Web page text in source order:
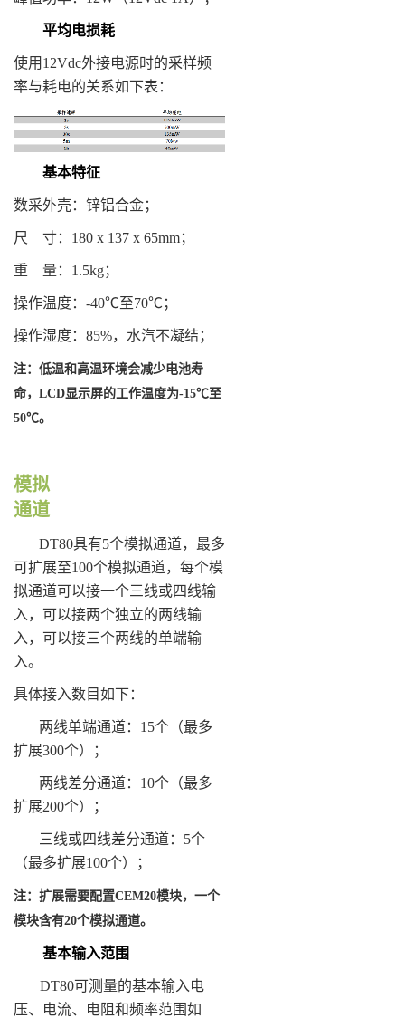
平均电损耗
使用12Vdc外接电源时的采样频
率与耗电的关系如下表：
基本特征
数采外壳：锌铝合金；
尺 寸： 180 x 137 x 65mm；
重 量： 1.5kg；
操作温度： -40℃至70℃；
操作湿度： 85%，水汽不凝结；
注：低温和高温环境会减少电池寿
命， LCD显示屏的工作温度为-15℃至
50℃。
模拟
通道
DT80具有5个模拟通道，最多
可扩展至100个模拟通道，每个模
拟通道可以接一个三线或四线输
入，可以接两个独立的两线输
入，可以接三个两线的单端输
入。
具体接入数目如下：
两线单端通道：15个（最多
扩展300个）；
两线差分通道：10个（最多
扩展200个）；
三线或四线差分通道：5个
（最多扩展100个）；
注：扩展需要配置CEM20模块，一个
模块含有20个模拟通道。
基本输入范围
DT80可测量的基本输入电
压、电流、电阻和频率范围如